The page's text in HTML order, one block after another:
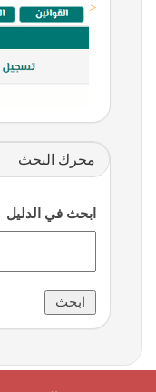
<
محرك البحث
ابحث في الدليل